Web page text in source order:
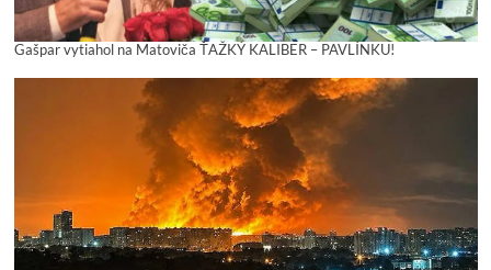
Gašpar vytiahol na Matoviča ŤAŽKÝ KALIBER – PAVLÍNKU!